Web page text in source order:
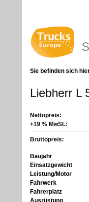
Sie befinden sich
Liebherr L
Nettopreis:
+19 % MwSt.:
Bruttopreis:
Baujahr
Einsatzgewicht
Leistung/Motor
Fahrwerk
Fahrerplatz
Ausrüstung